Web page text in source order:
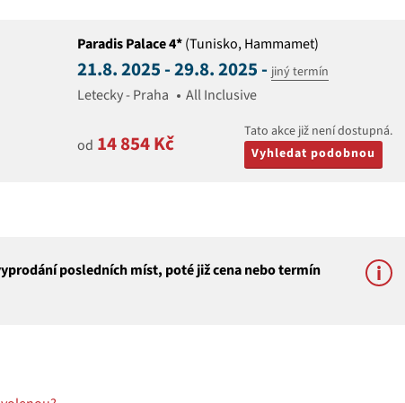
Paradis Palace 4*(Tunisko, Hammamet)
21.8. 2025 - 29.8. 2025 - jiný termín
Letecky - Praha All Inclusive
od 14 854 Kč
Tato akce již není dostupná.
Vyhledat podobnou
posledních míst, poté již cena nebo termín